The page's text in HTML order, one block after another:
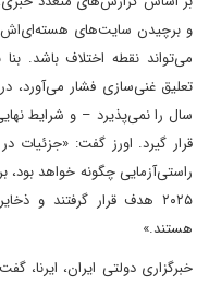
و برچیدن سایت‌های هسته‌ای‌اش
می‌تواند نقطه اختلاف باشد.
سال را نمی‌پذیرد – و شرایط
قرار گیرد. اورز گفت: «جزئیات
راستی‌آزمایی چگونه خواهد
۲۰۲۵ هدف قرار گرفتند و
هستند.»
خبرگزاری دولتی ایران،